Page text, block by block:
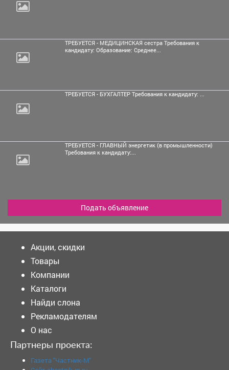
ТРЕБУЕТСЯ - МЕДИЦИНСКАЯ сестра Требования к
кандидату: Образование: Среднее...
ТРЕБУЕТСЯ - БУХГАЛТЕР Требования к кандидату: ...
ТРЕБУЕТСЯ - ГЛАВНЫЙ энергетик (в промышленности)
Требования к кандидату:...
Подать объявление
Акции, скидки
Товары
Компании
Каталоги
Найди слона
Рекламодателям
О нас
Партнеры проекта:
Газета "Частник-М"